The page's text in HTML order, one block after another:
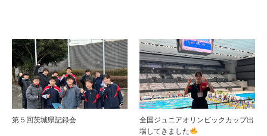
第５回茨城県記録会
全国ジュニアオリンピックカップ出
場してきました